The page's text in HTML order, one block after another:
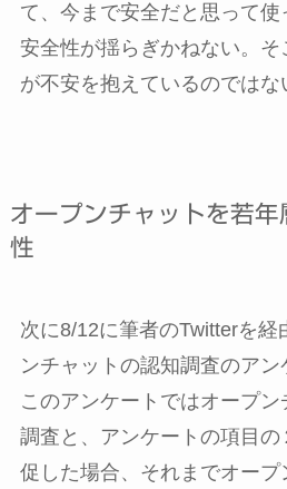
て、今まで安全だと思って
安全性が揺らぎかねない。
が不安を抱えているのではな
オープンチャットを若
性
次に8/12に筆者のTwitterを
ンチャットの認知調査のアン
このアンケートではオープ
調査と、アンケートの項目の
促した場合、それまでオー